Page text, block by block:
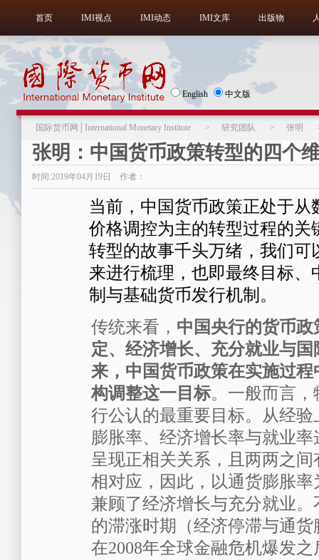
首页 IMI视点 IMI动态 IMI文库 出版物
English 中文版
国际货币网│International Monetary Institute > 研究团队 > 张明
张明：中国货币政策转型的四个
时间:2019年04月19日 作者：
当前，中国货币政策正处于从
价格调控为主的转型过程的关
转型的故事千头万绪，我们可
来进行梳理，也即最终目标、
制与基础货币发行机制。
传统来看， 中国央行的货币
定、经济增长、充分就业与
来，中国货币政策在实施过
构调整这一目标。一般而言
行公认的最重要目标。从经
膨胀率、经济增长率与就业
呈现正相关关系，且两两之
相对应，因此，以通货膨胀
兼顾了经济增长与充分就业。
的滞涨时期（经济停滞与通
在2008年全球金融危机爆发